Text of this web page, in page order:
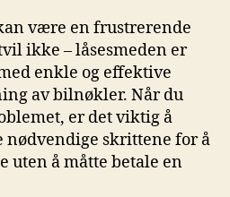
være ‍en⁢ frustrerende
ikke – låsesmeden er
‍enkle og effektive⁢
av bilnøkler. ‌Når du
er det viktig å
nødvendige skrittene for å
uten å måtte betale en